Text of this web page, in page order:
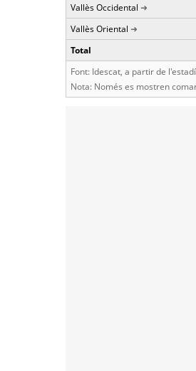
Vallès Occidental
Vallès Oriental
Total
Font: Idescat, a partir de
Nota: Només es mostren